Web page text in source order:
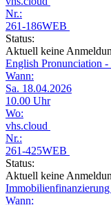
Nr.:
261-186WEB
Status:
Aktuell keine
English Pronunciation
Wann:
Sa. 18.04.2026
10.00 Uhr
Wo:
vhs.cloud
Nr.:
261-425WEB
Status:
Aktuell keine
Wann: